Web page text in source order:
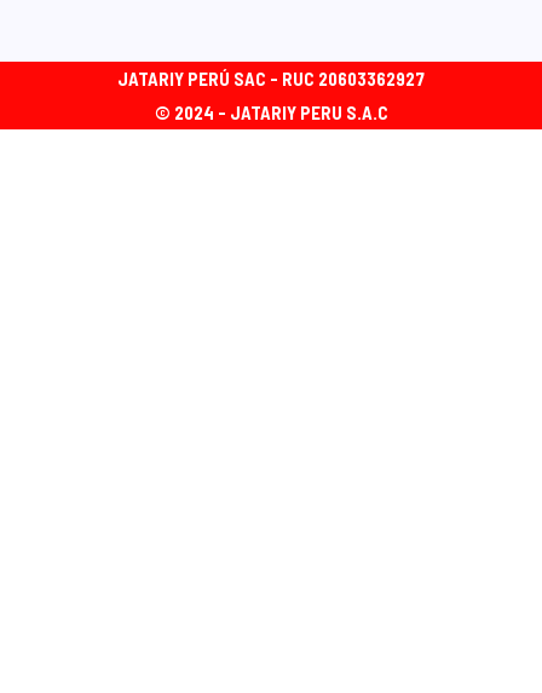
JATARIY PERÚ SAC - RUC 20603362927
© 2024 - JATARIY PERU S.A.C